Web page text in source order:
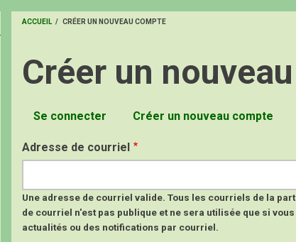
D'ARIANE
ACCUEIL / CRÉER UN NOUVEAU COMPTE
Créer un
principaux
Se connecter Créer un nouveau compte
Adresse de courriel
Une adresse de courriel valide. Tous les courriels de la
de courriel n'est pas publique et ne sera utilisée que si
actualités ou des notifications par courriel.